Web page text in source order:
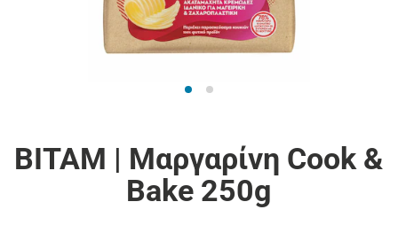
ΒΙΤΑΜ | Μαργαρίνη Cook &
Bake 250g